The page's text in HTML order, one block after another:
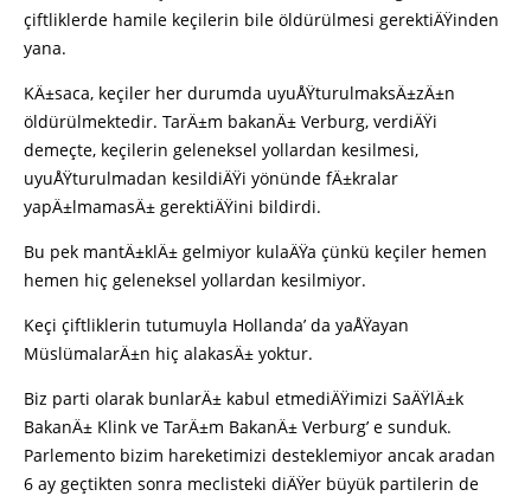
çiftliklerde hamile keçilerin bile öldürülmesi gerektiÄŸinden
yana.
KÄ±saca, keçiler her durumda uyuÅŸturulmaksÄ±zÄ±n
öldürülmektedir. TarÄ±m bakanÄ± Verburg, verdiÄŸi
demeçte, keçilerin geleneksel yollardan kesilmesi,
uyuÅŸturulmadan kesildiÄŸi yönünde fÄ±kralar
yapÄ±lmamasÄ± gerektiÄŸini bildirdi.
Bu pek mantÄ±klÄ± gelmiyor kulaÄŸa çünkü keçiler hemen
hemen hiç geleneksel yollardan kesilmiyor.
Keçi çiftliklerin tutumuyla Hollanda’ da yaÅŸayan
MüslümalarÄ±n hiç alakasÄ± yoktur.
Biz parti olarak bunlarÄ± kabul etmediÄŸimizi SaÄŸlÄ±k
BakanÄ± Klink ve TarÄ±m BakanÄ± Verburg’ e sunduk.
Parlemento bizim hareketimizi desteklemiyor ancak aradan
6 ay geçtikten sonra meclisteki diÄŸer büyük partilerin de